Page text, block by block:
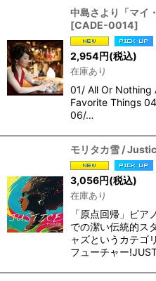
中島さより「マイ
[CADE-0014]
2,954円(税込)
在庫あり
01/ All Or
Favorite Things
06/…
モリタカ雪 /
3,056円(税込)
在庫あり
「原点回帰」ピア
での潔い伝統的ス
ャズというカテゴ
フューチャー